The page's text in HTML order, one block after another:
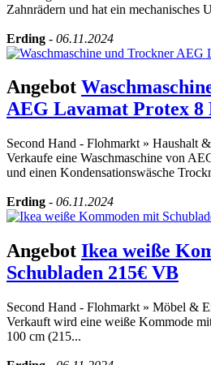
Zahnrädern und hat ein mechanisches
Erding - 06.11.2024
Angebot
AEG Lavamat Protex 8
Second Hand - Flohmarkt » Haushalt
Verkaufe eine Waschmaschine von
und einen Kondensationswäsche
Erding - 06.11.2024
Angebot Ikea weiße
Schubladen 215€ VB
Second Hand - Flohmarkt » Möbel &
Verkauft wird eine weiße Kommode
100 cm (215...